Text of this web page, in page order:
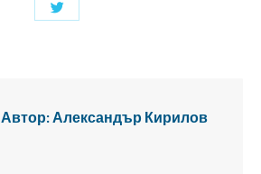
Споделяне
Автор:Александър Кирилов